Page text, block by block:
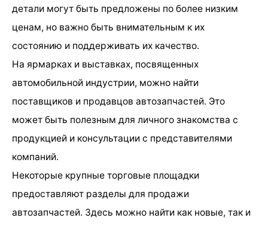
детали могут быть предложены по более низким
ценам, но важно быть внимательным к их
состоянию и поддерживать их качество.
На ярмарках и выставках, посвященных
автомобильной индустрии, можно найти
поставщиков и продавцов автозапчастей. Это
может быть полезным для личного знакомства с
продукцией и консультации с представителями
компаний.
Некоторые крупные торговые площадки
предоставляют разделы для продажи
автозапчастей. Здесь можно найти как новые, так и